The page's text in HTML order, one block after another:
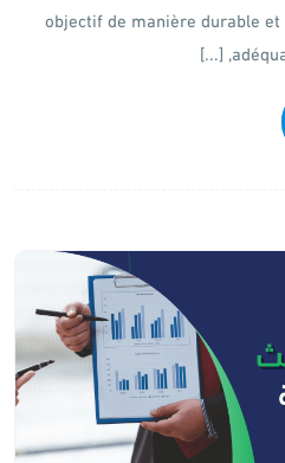
objectif de manière durable